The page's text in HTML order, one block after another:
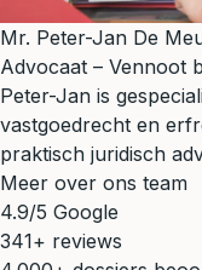
Mr. Peter-Jan De
Advocaat – Vennoot
Peter-Jan is
vastgoedrecht en
praktisch juridisch
Meer over ons team
4.9/5 Google
341+ reviews